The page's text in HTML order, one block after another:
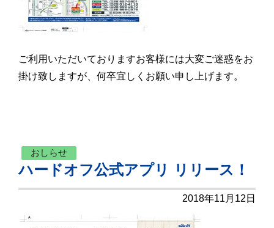
ご利用いただいておりますお客様には大変ご迷惑をお
掛け致しますが、何卒宜しくお願い申し上げます。
おしらせ
ハードオフ公式アプリ リリース！
2018年11月12日